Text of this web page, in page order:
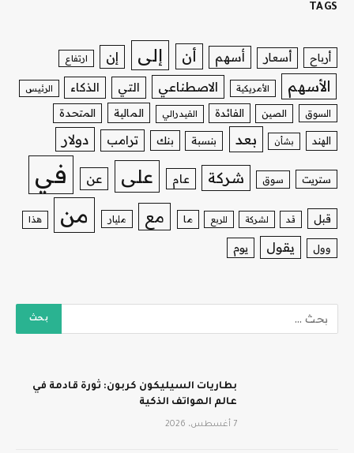
TAGS
أرباح أسعار أسهم أن إلى إن ارتفاع
الأسهم الأمريكية الاصطناعي التي الذكاء الرئيس
السوق الصين الفائدة الفيدرالي المالية المتحدة
الهند بشأن بعد بنسبة بنك ترامب دولار
ستريت سوق شركة عام على عن في
قبل قد لشركة للربع ما مع مليار من هذا
وول يقول يوم
بطاريات السيليكون كربون: ثورة قادمة في
عالم الهواتف الذكية
7 أغسطس، 2026